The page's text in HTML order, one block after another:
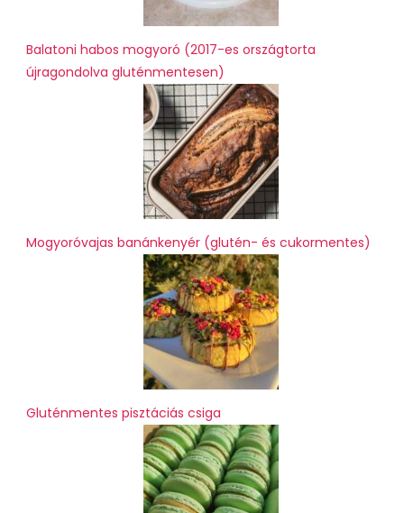
Balatoni habos mogyoró (2017-es országtorta
újragondolva gluténmentesen)
Mogyoróvajas banánkenyér (glutén- és cukormentes)
Gluténmentes pisztáciás csiga